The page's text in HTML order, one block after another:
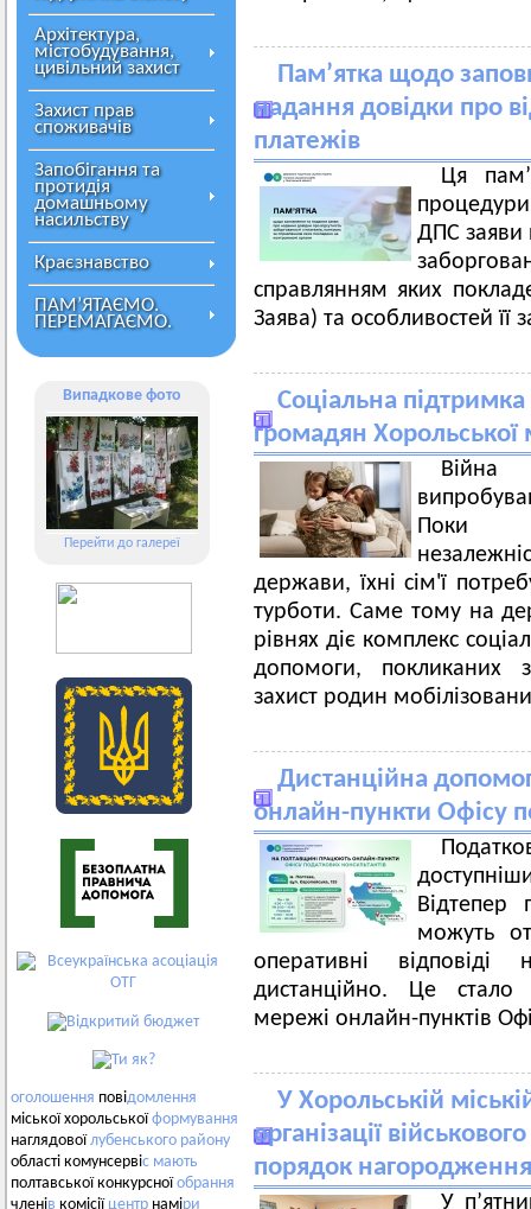
Архітектура,
містобудування,
цивільний захист
Захист прав
споживачів
Запобігання та
протидія
домашньому
насильству
Краєзнавство
ПАМ’ЯТАЄМО.
ПЕРЕМАГАЄМО.
Випадкове фото
Перейти до галереї
оголошення повідомлення
міської хорольськоїформування
наглядовоїлубенського району
області комунсервіс мають
полтавської конкурсноїобрання
членів комісії центр наміри
Пам’ятка щодо
надання довідки про
платежів
Ця
ДПС заяви
справлянням яких
Заява) та особливостей її
Соціальна
громадян Хорольської
Поки
держави, їхні сім'ї
турботи. Саме тому на
рівнях діє комплекс
допомоги, покликаних
захист родин
Дистанційна
онлайн-пункти Офісу
Відтепер
можуть
оперативні
дистанційно. Це
мережі онлайн-пунктів
У Хорольській
організації
порядок
У